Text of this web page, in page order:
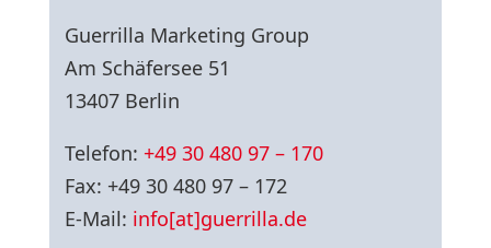
Guerrilla Marketing Group
Am Schäfersee 51
13407 Berlin
Telefon: +49 30 480 97 – 170
Fax: +49 30 480 97 – 172
E-Mail: info[at]guerrilla.de